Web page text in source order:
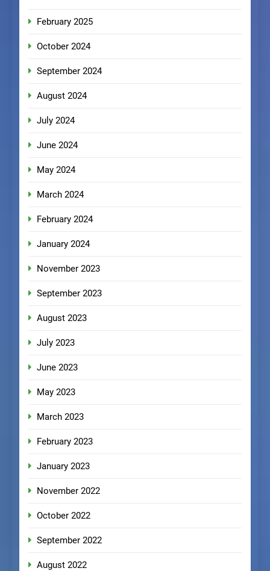
February 2025
October 2024
September 2024
August 2024
July 2024
June 2024
May 2024
March 2024
February 2024
January 2024
November 2023
September 2023
August 2023
July 2023
June 2023
May 2023
March 2023
February 2023
January 2023
November 2022
October 2022
September 2022
August 2022